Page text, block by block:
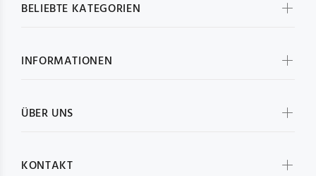
BELIEBTE KATEGORIEN
INFORMATIONEN
ÜBER UNS
KONTAKT